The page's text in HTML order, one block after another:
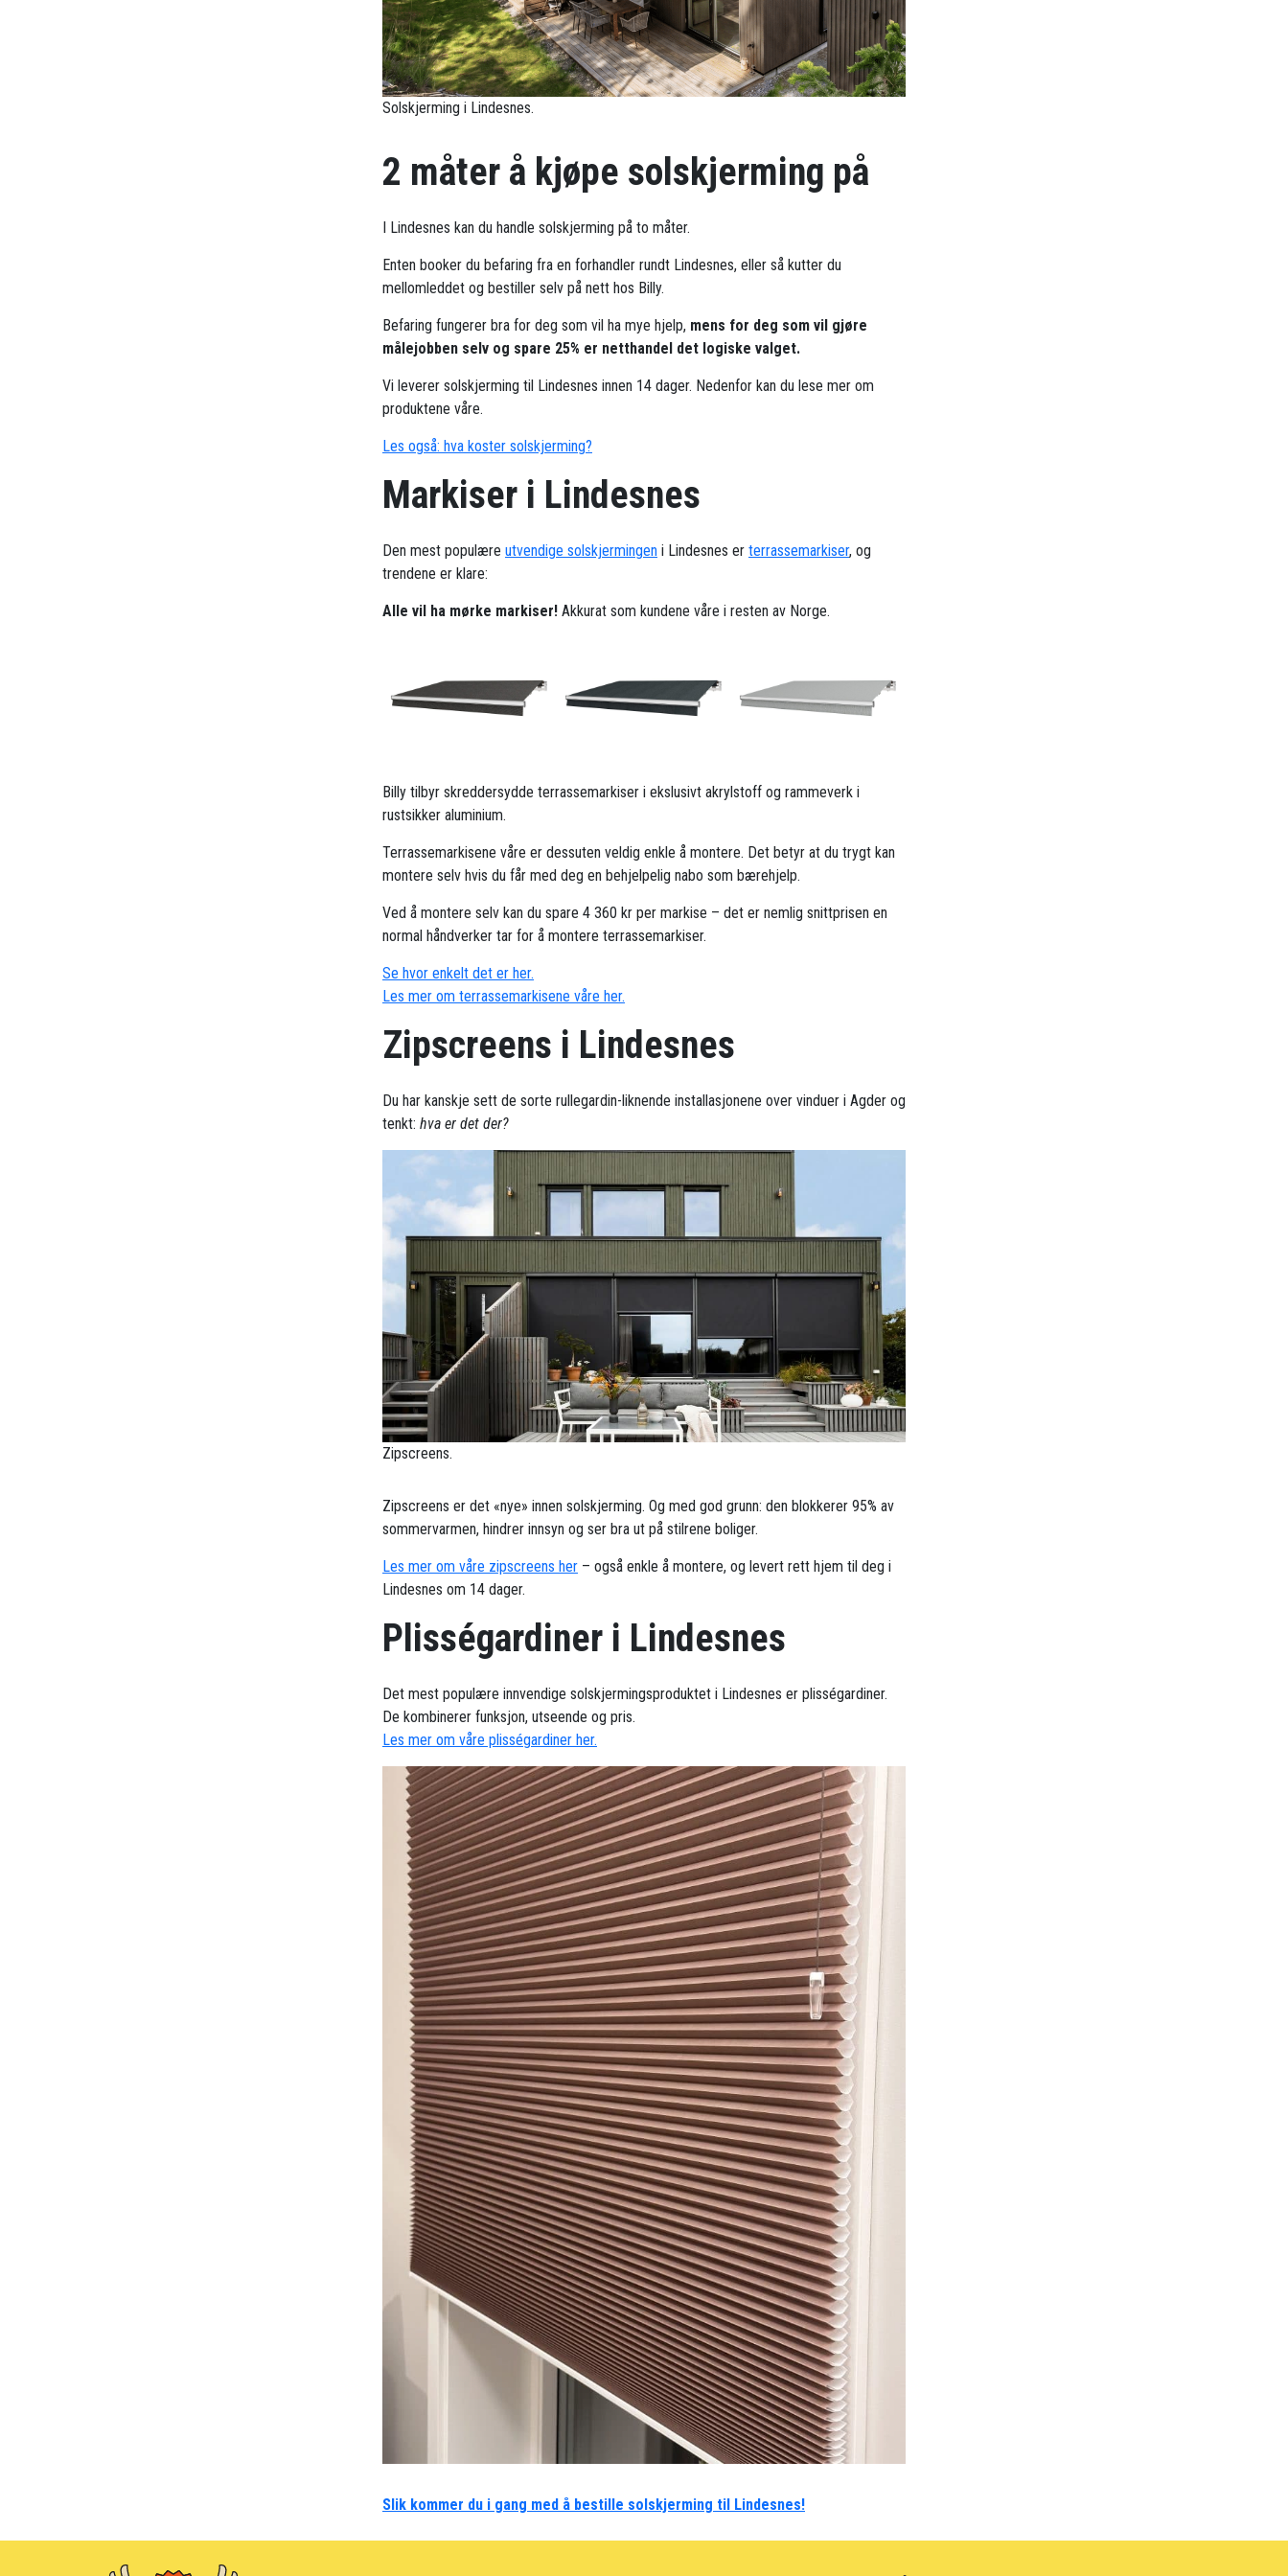
Solskjerming i Lindesnes.
2 måter å kjøpe solskjerming på
I Lindesnes kan du handle solskjerming på to måter.
Enten booker du befaring fra en forhandler rundt Lindesnes, eller så kutter du
mellomleddet og bestiller selv på nett hos Billy.
Befaring fungerer bra for deg som vil ha mye hjelp, mens for deg som vil gjøre
målejobben selv og spare 25% er netthandel det logiske valget.
Vi leverer solskjerming til Lindesnes innen 14 dager. Nedenfor kan du lese mer om
produktene våre.
Les også: hva koster solskjerming?
Markiser i Lindesnes
Den mest populære utvendige solskjermingen i Lindesnes er terrassemarkiser, og
trendene er klare:
Alle vil ha mørke markiser! Akkurat som kundene våre i resten av Norge.
Billy tilbyr skreddersydde terrassemarkiser i ekslusivt akrylstoff og rammeverk i
rustsikker aluminium.
Terrassemarkisene våre er dessuten veldig enkle å montere. Det betyr at du trygt kan
montere selv hvis du får med deg en behjelpelig nabo som bærehjelp.
Ved å montere selv kan du spare 4 360 kr per markise – det er nemlig snittprisen en
normal håndverker tar for å montere terrassemarkiser.
Se hvor enkelt det er her.
Les mer om terrassemarkisene våre her.
Zipscreens i Lindesnes
Du har kanskje sett de sorte rullegardin-liknende installasjonene over vinduer i Agder og
tenkt: hva er det der?
Zipscreens.
Zipscreens er det «nye» innen solskjerming. Og med god grunn: den blokkerer 95% av
sommervarmen, hindrer innsyn og ser bra ut på stilrene boliger.
Les mer om våre zipscreens her – også enkle å montere, og levert rett hjem til deg i
Lindesnes om 14 dager.
Plisségardiner i Lindesnes
Det mest populære innvendige solskjermingsproduktet i Lindesnes er plisségardiner.
De kombinerer funksjon, utseende og pris.
Les mer om våre plisségardiner her.
Slik kommer du i gang med å bestille solskjerming til Lindesnes!